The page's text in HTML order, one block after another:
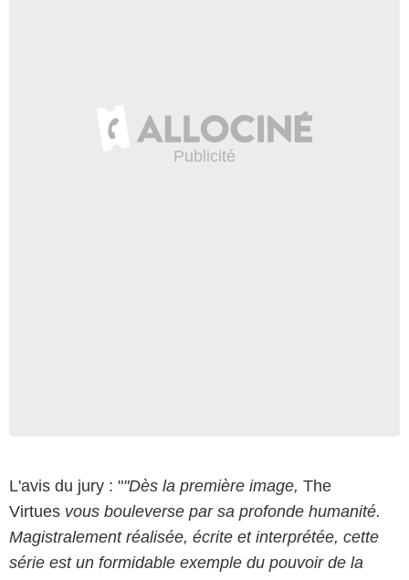
L'avis du jury : ""Dès la première image, The
Virtues vous bouleverse par sa profonde humanité.
Magistralement réalisée, écrite et interprétée, cette
série est un formidable exemple du pouvoir de la